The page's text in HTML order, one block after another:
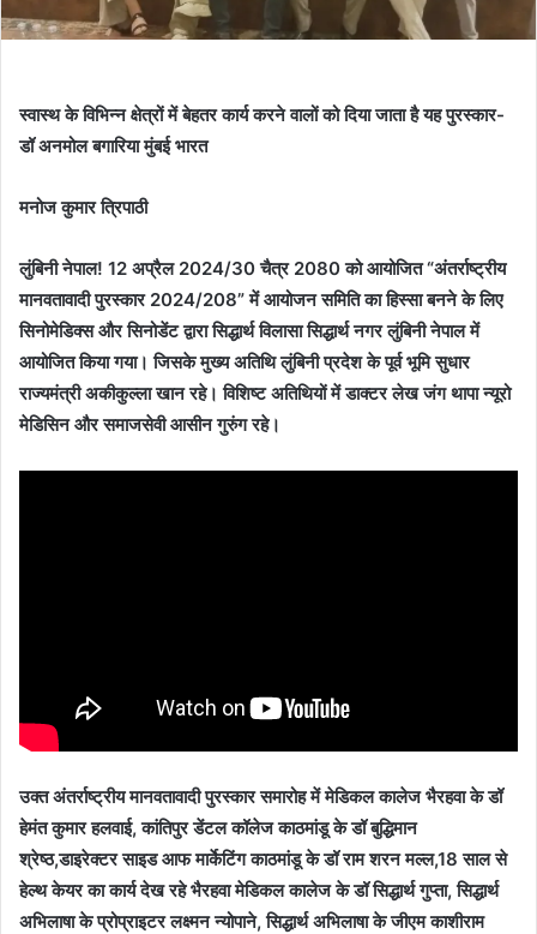
स्वास्थ के विभिन्न क्षेत्रों में बेहतर कार्य करने वालों को दिया जाता है यह पुरस्कार-
डॉ अनमोल बगारिया मुंबई भारत
मनोज कुमार त्रिपाठी
लुंबिनी नेपाल! 12 अप्रैल 2024/30 चैत्र 2080 को आयोजित “अंतर्राष्ट्रीय
मानवतावादी पुरस्कार 2024/208” में आयोजन समिति का हिस्सा बनने के लिए
सिनोमेडिक्स और सिनोडेंट द्वारा सिद्धार्थ विलासा सिद्धार्थ नगर लुंबिनी नेपाल में
आयोजित किया गया। जिसके मुख्य अतिथि लुंबिनी प्रदेश के पूर्व भूमि सुधार
राज्यमंत्री अकीकुल्ला खान रहे। विशिष्ट अतिथियों में डाक्टर लेख जंग थापा न्यूरो
मेडिसिन और समाजसेवी आसीन गुरुंग रहे।
उक्त अंतर्राष्ट्रीय मानवतावादी पुरस्कार समारोह में मेडिकल कालेज भैरहवा के डॉ
हेमंत कुमार हलवाई, कांतिपुर डेंटल कॉलेज काठमांडू के डॉ बुद्धिमान
श्रेष्ठ,डाइरेक्टर साइड आफ मार्केटिंग काठमांडू के डॉ राम शरन मल्ल,18 साल से
हेल्थ केयर का कार्य देख रहे भैरहवा मेडिकल कालेज के डॉ सिद्धार्थ गुप्ता, सिद्धार्थ
अभिलाषा के प्रोप्राइटर लक्ष्मन न्योपाने, सिद्धार्थ अभिलाषा के जीएम काशीराम